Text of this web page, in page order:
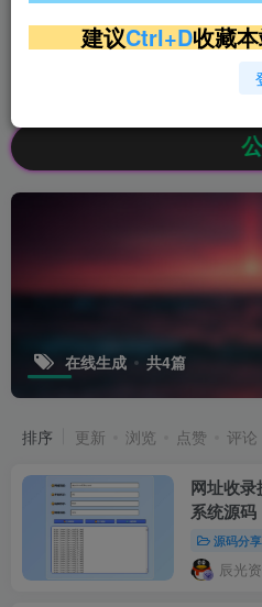
超低价文字广告位招租
公
在线生成 共4篇
排序 更新 浏览 点赞 评论
网址收
系统源码
源码分享
辰光
建议Ctrl+D收藏